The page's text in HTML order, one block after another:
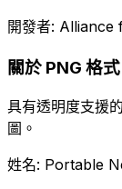
開發者: Alliance
關於 PNG 格式
具有透明度支援
圖。
姓名: Portable